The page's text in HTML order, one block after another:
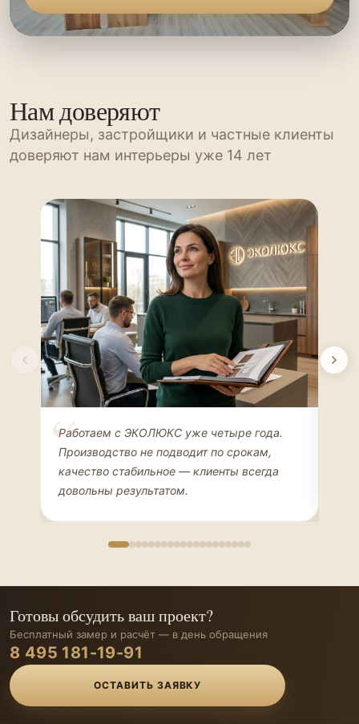
Нам доверяют
Дизайнеры, застройщики и частные клиенты
доверяют нам интерьеры уже 14 лет
Елена Соколова
ДИЗАЙНЕР ИНТЕРЬЕРОВ
Работаем с ЭКОЛЮКС уже четыре года.
Производство не подводит по срокам,
качество стабильное — клиенты всегда
довольны результатом.
Готовы обсудить ваш проект?
Бесплатный замер и расчёт — в день обращения
8 495 181-19-91
ОСТАВИТЬ ЗАЯВКУ